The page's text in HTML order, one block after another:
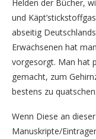
Helden der Bücher,
und
abseitig
Erwachsenen hat
vorgesorgt. Man hat
gemacht, zum
bestens zu quatschen.
Wenn Diese an
Manuskripte/